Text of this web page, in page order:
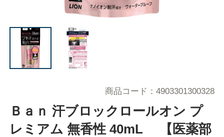
Ｂａｎ 汗ブロックロールオン プ
レミアム 無香性 40mL 【医薬部
商品コード 4903301300328